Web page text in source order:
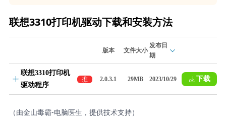
联想3310打印机驱动下载和安装方法
版本 文件大小
发布日
期
联想3310打印机
驱动程序
推
荐
2.0.3.1 29MB 2023/10/29 下载
（由金山毒霸-电脑医生，提供技术支持）